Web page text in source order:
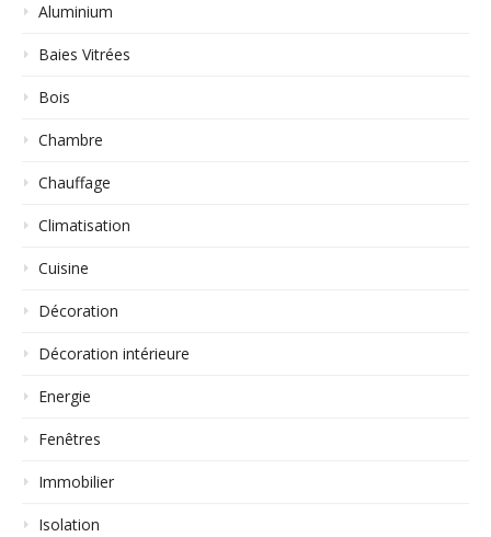
Aluminium
Baies Vitrées
Bois
Chambre
Chauffage
Climatisation
Cuisine
Décoration
Décoration intérieure
Energie
Fenêtres
Immobilier
Isolation